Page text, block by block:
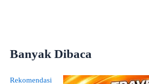
Banyak Dibaca
Rekomendasi